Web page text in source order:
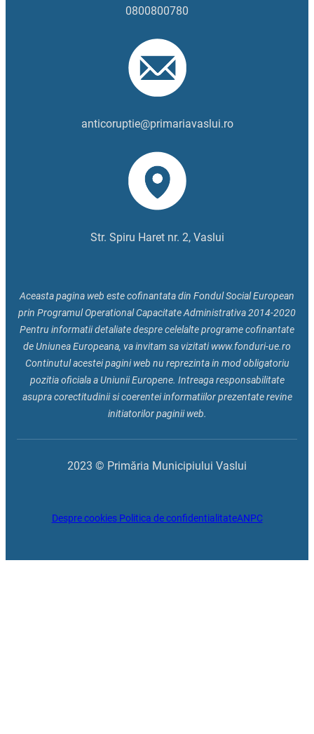
0800800780
anticoruptie@primariavaslui.ro
Str. Spiru Haret nr. 2, Vaslui
Aceasta pagina web este cofinantata din Fondul Social European
prin Programul Operational Capacitate Administrativa 2014-2020
Pentru informatii detaliate despre celelalte programe cofinantate
de Uniunea Europeana, va invitam sa vizitati www.fonduri-ue.ro
Continutul acestei pagini web nu reprezinta in mod obligatoriu
pozitia oficiala a Uniunii Europene. Intreaga responsabilitate
asupra corectitudinii si coerentei informatiilor prezentate revine
initiatorilor paginii web.
2023 © Primăria Municipiului Vaslui
Despre cookiesPolitica de confidentialitateANPC